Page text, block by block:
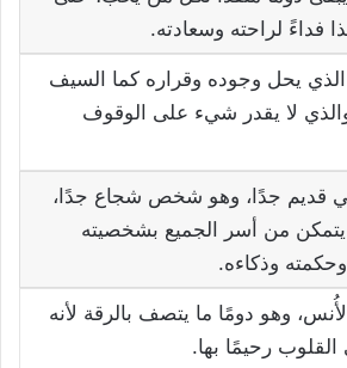
فداءً لراحته وسعادته.
يحل وجوده وقراره كما السيف
والذي لا يقدر شيء على الوقوف
قديم جدًا، وهو شخص شجاع جدًا،
يتمكن من أسر الجميع بشخصيته
وحكمته وذكاءه.
وهو دومًا ما يتصف بالرقة لأنه
رحيمًا بها.